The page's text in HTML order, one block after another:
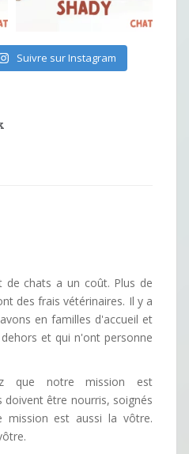
Suivre sur Instagram
de chats a un coût. Plus de
des frais vétérinaires. Il y a
en familles d'accueil et
et qui n'ont personne
que notre mission est
être nourris, soignés
mission est aussi la vôtre.